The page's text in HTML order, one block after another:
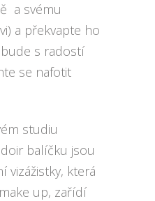
a svému
a překvapte ho
s radostí
se nafotit
studiu
balíčku jsou
vizážistky, která
up, zařídí